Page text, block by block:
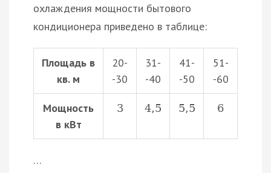
охлаждения мощности бытового
кондиционера приведено в таблице:
Площадь в
кв. м
20-
-30
31-
-40
41-
-50
51-
-60
Мощность
в кВт
3 4,5 5,5 6
…